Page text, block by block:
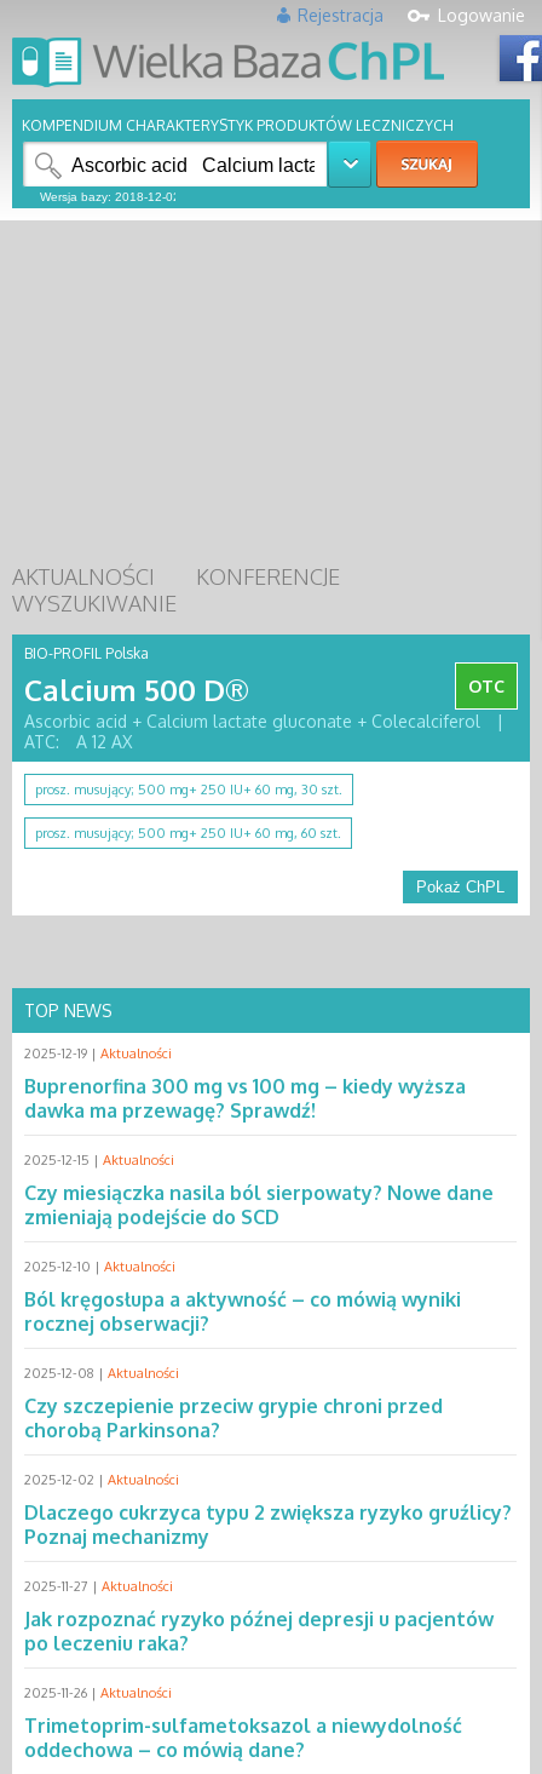
Logowanie
Rejestracja
KOMPENDIUM CHARAKTERYSTYK PRODUKTÓW LECZNICZYCH
AKTUALNOŚCI
KONFERENCJE
WYSZUKIWANIE
BIO-PROFIL Polska
Calcium 500 D®
OTC
Ascorbic acid + Calcium lactate gluconate + Colecalciferol
|
ATC:
A 12 AX
prosz. musujący; 500 mg+ 250 IU+ 60 mg, 30 szt.
prosz. musujący; 500 mg+ 250 IU+ 60 mg, 60 szt.
Pokaż ChPL
TOP NEWS
2025-12-19 | Aktualności
Buprenorfina 300 mg vs 100 mg – kiedy wyższa
dawka ma przewagę? Sprawdź!
2025-12-15 | Aktualności
Czy miesiączka nasila ból sierpowaty? Nowe dane
zmieniają podejście do SCD
2025-12-10 | Aktualności
Ból kręgosłupa a aktywność – co mówią wyniki
rocznej obserwacji?
2025-12-08 | Aktualności
Czy szczepienie przeciw grypie chroni przed
chorobą Parkinsona?
2025-12-02 | Aktualności
Dlaczego cukrzyca typu 2 zwiększa ryzyko gruźlicy?
Poznaj mechanizmy
2025-11-27 | Aktualności
Jak rozpoznać ryzyko późnej depresji u pacjentów
po leczeniu raka?
2025-11-26 | Aktualności
Trimetoprim-sulfametoksazol a niewydolność
oddechowa – co mówią dane?